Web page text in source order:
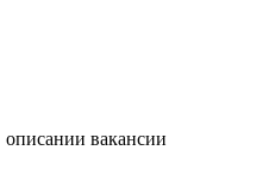
вакансии